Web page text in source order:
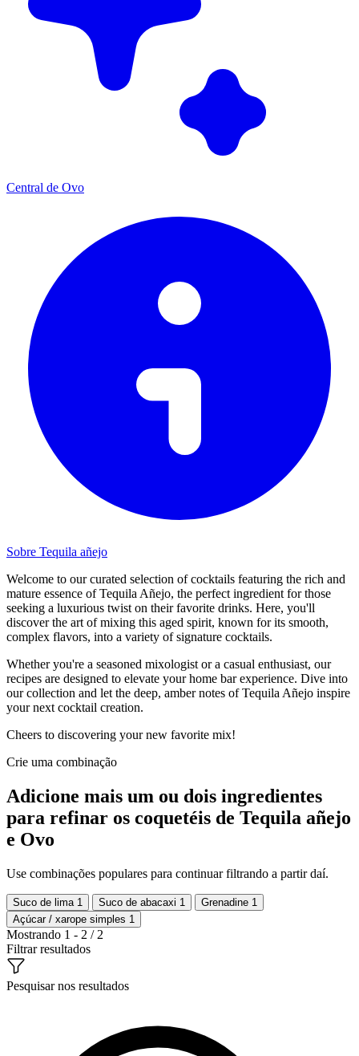
Central de Ovo
Sobre Tequila añejo
Welcome to our curated selection of cocktails featuring the rich and
mature essence of Tequila Añejo, the perfect ingredient for those
seeking a luxurious twist on their favorite drinks. Here, you'll
discover the art of mixing this aged spirit, known for its smooth,
complex flavors, into a variety of signature cocktails.
Whether you're a seasoned mixologist or a casual enthusiast, our
recipes are designed to elevate your home bar experience. Dive into
our collection and let the deep, amber notes of Tequila Añejo inspire
your next cocktail creation.
Cheers to discovering your new favorite mix!
Crie uma combinação
Adicione mais um ou dois ingredientes
para refinar os coquetéis de Tequila añejo
e Ovo
Use combinações populares para continuar filtrando a partir daí.
Suco de lima 1 Suco de abacaxi 1 Grenadine 1
Açúcar / xarope simples 1
Mostrando 1 - 2 / 2
Filtrar resultados
Pesquisar nos resultados